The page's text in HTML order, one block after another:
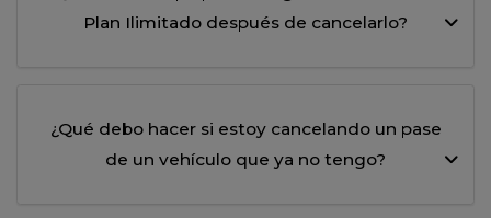
Plan Ilimitado después de cancelarlo?
¿Qué debo hacer si estoy cancelando un pase
de un vehículo que ya no tengo?